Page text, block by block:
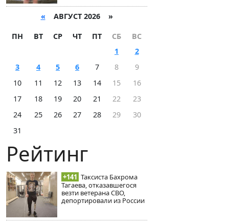
« АВГУСТ 2026 »
ПН ВТ СР ЧТ ПТ СБ
ВС
1
2
3
4 5 6 7 8
9
10
11 12 13 14 15
16
17
18 19 20 21 22
23
24
25 26 27 28 29
30
31
Рейтинг
+141 Таксиста Бахрома
Тагаева, отказавшегося
везти ветерана СВО,
депортировали из России